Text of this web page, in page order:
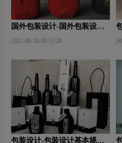
国外包装设计-国外包装设计
2021-06-18 08:57:20
包装设计-包装设计基本规律